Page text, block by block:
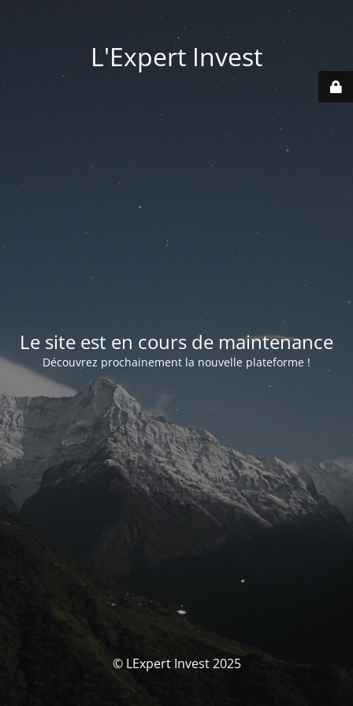
L'Expert Invest
Le site est en cours de maintenance
Découvrez prochainement la nouvelle plateforme !
© LExpert Invest 2025